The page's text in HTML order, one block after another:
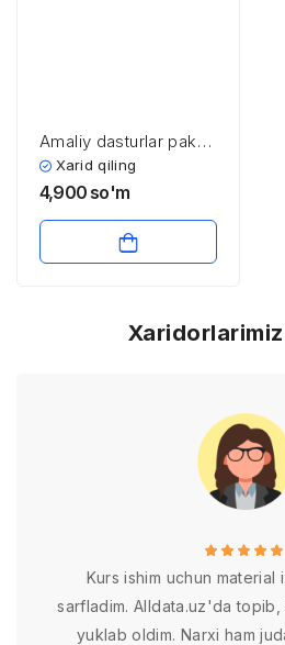
Amaliy dasturlar paketi
va ularning turlari
Xarid qiling
4,900 so'm
Kurs ishim uchun material
sarfladim. Alldata.uz'da
yuklab oldim. Narxi ham